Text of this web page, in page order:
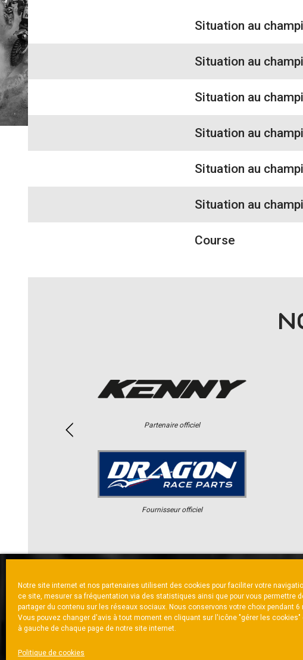
Notre site internet et nos partenaires utilisent des cookies pour faciliter votre
ce site, mesurer sa fréquentation via des statistiques ainsi que pour vous permettre
partager du contenu sur les réseaux sociaux. Nous conservons votre choix pendant 6
Vous pouvez changer d'avis à tout moment en cliquant sur l'icône "gérer les cookies"
à gauche de chaque page de notre site internet.
Politique de cookies
Situation au
Situation au
Situation au
Situation au
Situation au
Situation au
Course
Partenaire officiel
Fournisseur officiel
ACCUEIL ACTUS CALENDRIER
NOUS CONTACTER MENTIONS LÉGALES